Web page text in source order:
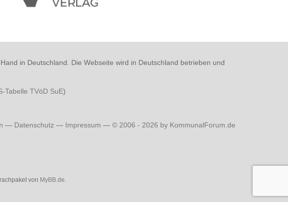
in Deutschland. Die Webseite wird in Deutschland betrieben und
Tabelle TVöD SuE)
— Datenschutz — Impressum — © 2006 - 2026 by KommunalForum.de
von MyBB.de.